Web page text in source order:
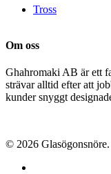
Tross
Om oss
Ghahromaki AB är ett
strävar alltid efter att
kunder snyggt
© 2026 Glasögonsnöre.